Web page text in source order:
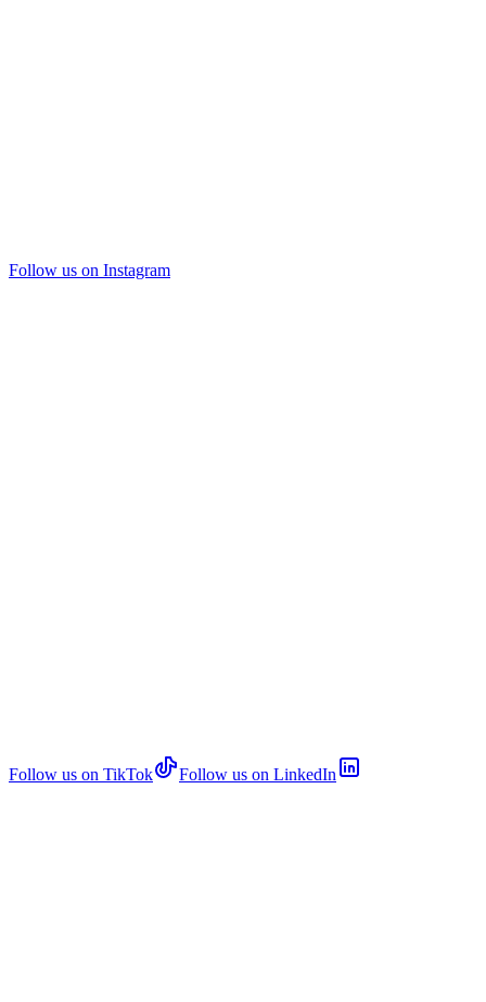
Follow us on Instagram
Follow us on TikTok Follow us on LinkedIn